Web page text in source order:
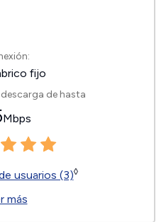
fijo
de hasta
Mbps
usuarios (3)◊
más